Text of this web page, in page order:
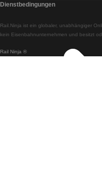
Züge von
Züge von
Rail Ninja ®
Rail.Ninja ist ein globaler, unabhängiger
kein Eisenbahnunternehmen und besitzt
Dienstbedingungen